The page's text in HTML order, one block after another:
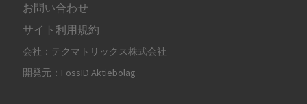
お問い合わせ
サイト利用規約
会社：テクマトリックス株式会社
開発元：FossID Aktiebolag